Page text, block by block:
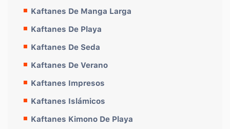
Kaftanes De Manga Larga
Kaftanes De Playa
Kaftanes De Seda
Kaftanes De Verano
Kaftanes Impresos
Kaftanes Islámicos
Kaftanes Kimono De Playa